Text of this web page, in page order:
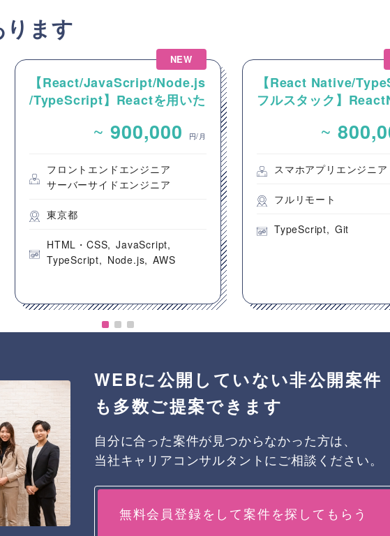
ます
NEW
【React/JavaScript/Node.js
/TypeScript】Reactを用いた
のフロントエンド開発案件
~ 900,000 円/月
フロントエンドエンジニア
サーバーサイドエンジニア
東京都
HTML・CSS
JavaScript
TypeScript
Node.js AWS
【React Native/
フルスタック】
~
スマホアプリエンジニア
フルリモート
TypeScript Git
WEBに公開していない非公開案件
も多数ご提案できます
自分に合った案件が見つからなかった方は、
当社キャリアコンサルタントにご相談ください。
無料会員登録をして案件を探してもらう